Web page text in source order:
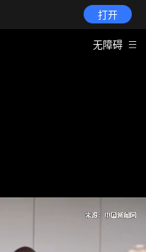
打开
无障碍